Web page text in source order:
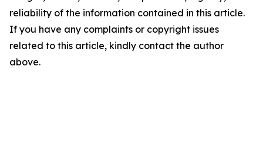
reliability of the information contained in this article.
If you have any complaints or copyright issues
related to this article, kindly contact the author
above.